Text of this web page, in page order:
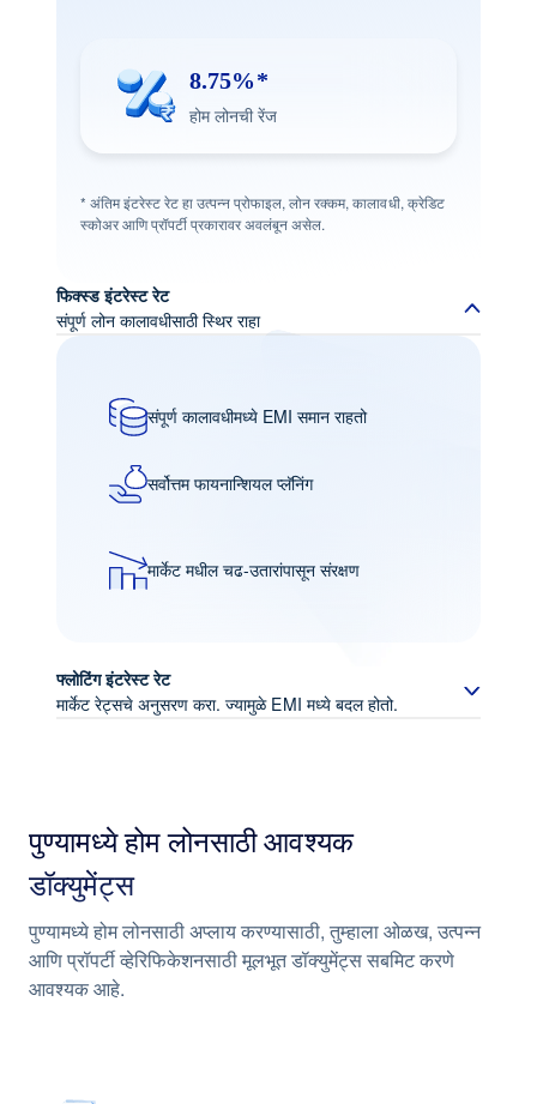
8.75%*
होम लोनची रेंज
* अंतिम इंटरेस्ट रेट हा उत्पन्न प्रोफाइल, लोन रक्कम, कालावधी, क्रेडिट
स्कोअर आणि प्रॉपर्टी प्रकारावर अवलंबून असेल.
फिक्स्ड इंटरेस्ट रेट
संपूर्ण लोन कालावधीसाठी स्थिर राहा
संपूर्ण कालावधीमध्ये EMI समान राहतो
सर्वोत्तम फायनान्शियल प्लॅनिंग
मार्केट मधील चढ-उतारांपासून संरक्षण
फ्लोटिंग इंटरेस्ट रेट
मार्केट रेट्सचे अनुसरण करा. ज्यामुळे EMI मध्ये बदल होतो.
सुविधाजनक रिपेमेंट संरचना
पुण्यामध्ये होम लोनसाठी आवश्यक
डॉक्युमेंट्स
पुण्यामध्ये होम लोनसाठी अप्लाय करण्यासाठी, तुम्हाला ओळख, उत्पन्न
आणि प्रॉपर्टी व्हेरिफिकेशनसाठी मूलभूत डॉक्युमेंट्स सबमिट करणे
आवश्यक आहे.